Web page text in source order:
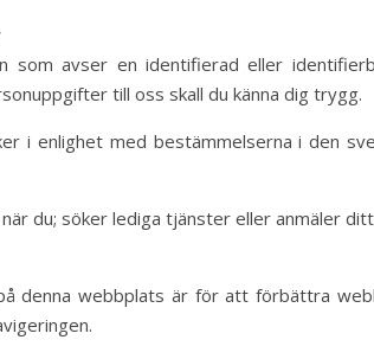
som avser en identifierad eller
till oss skall du känna dig trygg.
i enlighet med bestämmelserna i den
du; söker lediga tjänster eller anmäler
denna webbplats är för att förbättra